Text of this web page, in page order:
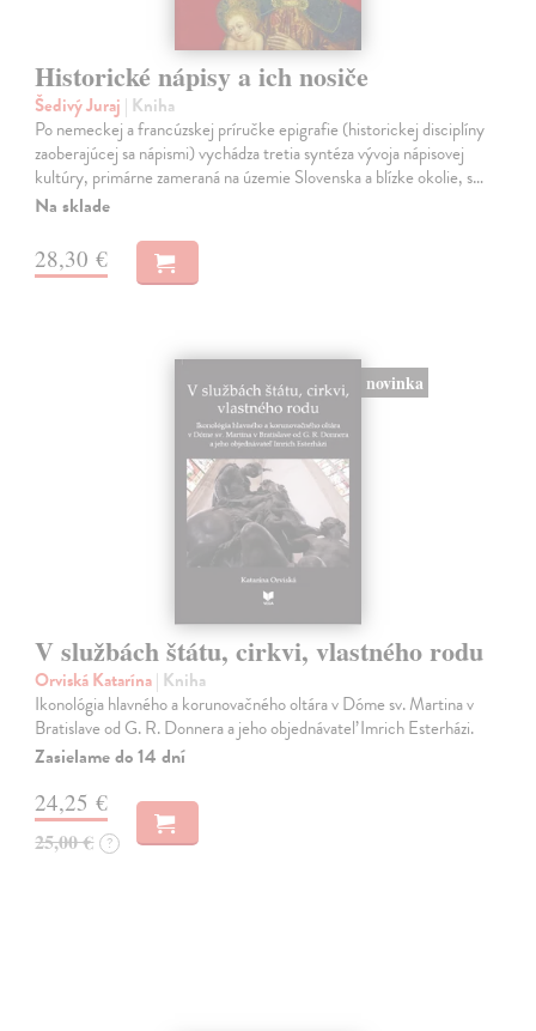
Historické nápisy a ich nosiče
Šedivý Juraj | Kniha
Po nemeckej a francúzskej príručke epigrafie (historickej disciplíny
zaoberajúcej sa nápismi) vychádza tretia syntéza vývoja nápisovej
kultúry, primárne zameraná na územie Slovenska a blízke okolie, s…
Na sklade
28,30 €
novinka
V službách štátu, cirkvi, vlastného rodu
Orviská Katarína| Kniha
Ikonológia hlavného a korunovačného oltára v Dóme sv. Martina v
Bratislave od G. R. Donnera a jeho objednávateľ Imrich Esterházi.
Zasielame do 14 dní
24,25 €
25,00 € ?